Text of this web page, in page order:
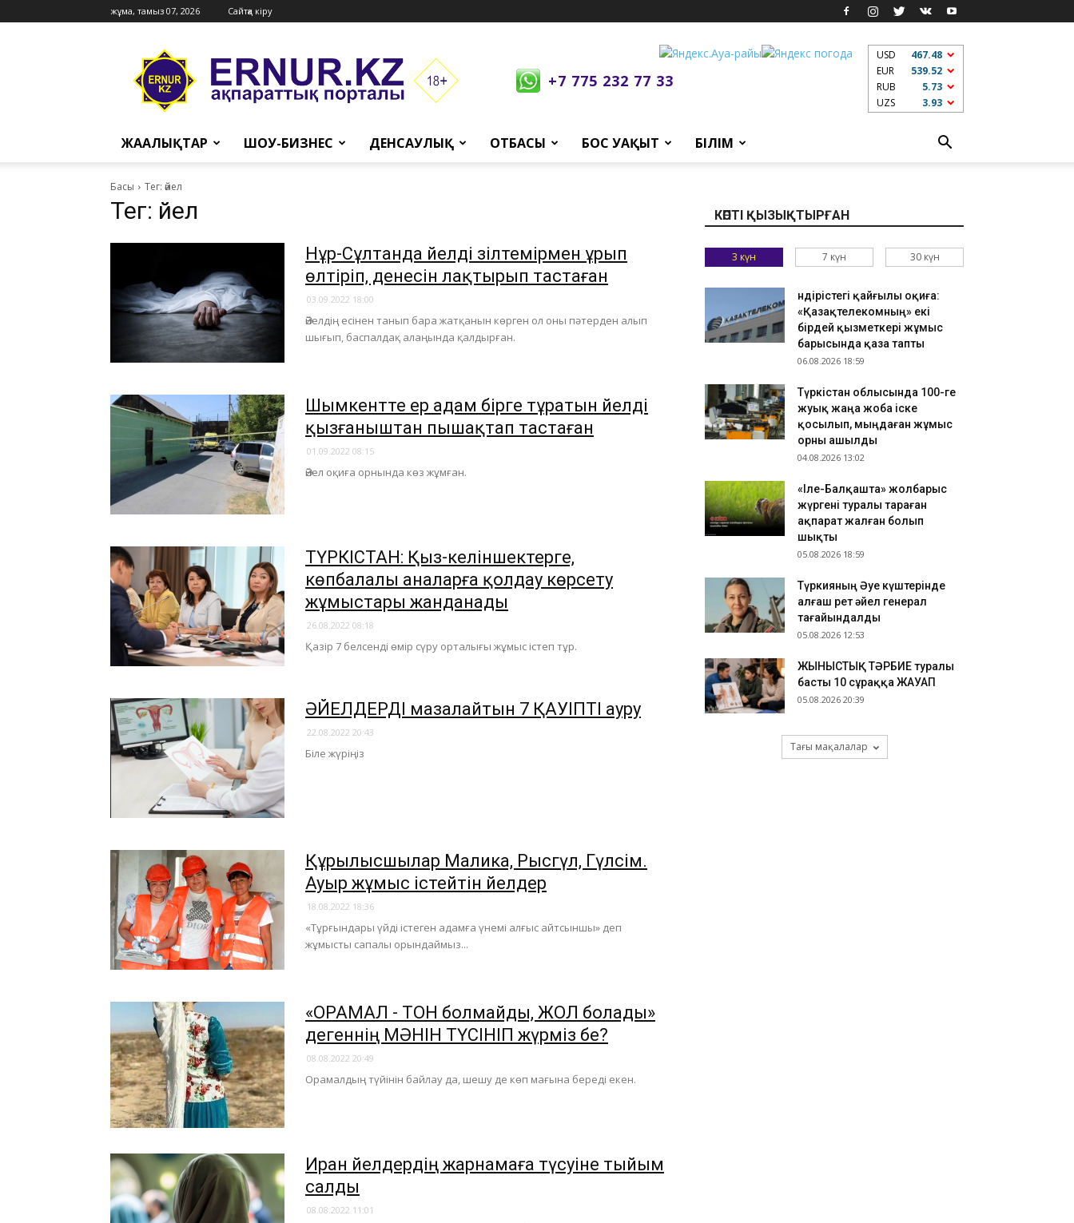
жұма, тамыз 07, 2026 Сайтқа кіру
Ernur
Press
+7 775 232 77 33
USD
467.48
EUR
539.52
RUB
5.73
UZS
3.93
ЖАҢАЛЫҚТАР ШОУ-БИЗНЕС ДЕНСАУЛЫҚ ОТБАСЫ БОС УАҚЫТ БІЛІМ
Басы Тег: әйел
Тег: әйел
Нұр-Сұлтанда әйелді зілтемірмен ұрып
өлтіріп, денесін лақтырып тастаған
03.09.2022 18:00
Әйелдің есінен танып бара жатқанын көрген ол оны пәтерден алып
шығып, баспалдақ алаңында қалдырған.
Шымкентте ер адам бірге тұратын әйелді
қызғаныштан пышақтап тастаған
01.09.2022 08:15
Әйел оқиға орнында көз жұмған.
ТҮРКІСТАН: Қыз-келіншектерге,
көпбалалы аналарға қолдау көрсету
жұмыстары жанданады
26.08.2022 08:18
Қазір 7 белсенді өмір сүру орталығы жұмыс істеп тұр.
​ӘЙЕЛДЕРДІ мазалайтын 7 ҚАУІПТІ ауру
22.08.2022 20:43
Біле жүріңіз
​Құрылысшылар Малика, Рысгүл, Гүлсім.
Ауыр жұмыс істейтін әйелдер
18.08.2022 18:36
«Тұрғындары үйді істеген адамға үнемі алғыс айтсыншы» деп
жұмысты сапалы орындаймыз...
​«ОРАМАЛ - ТОН болмайды, ЖОЛ болады»
дегеннің МӘНІН ТҮСІНІП жүрміз бе?
08.08.2022 20:49
Орамалдың түйінін байлау да, шешу де көп мағына береді екен.
Иран әйелдердің жарнамаға түсуіне тыйым
салды
08.08.2022 11:01
КӨПТІ ҚЫЗЫҚТЫРҒАН
3 күн 7 күн 30 күн
Өндірістегі қайғылы оқиға:
«Қазақтелекомның» екі
бірдей қызметкері жұмыс
барысында қаза тапты
06.08.2026 18:59
Түркістан облысында 100-ге
жуық жаңа жоба іске
қосылып, мыңдаған жұмыс
орны ашылды
04.08.2026 13:02
«Іле-Балқашта» жолбарыс
жүргені туралы тараған
ақпарат жалған болып
шықты
05.08.2026 18:59
Түркияның Әуе күштерінде
алғаш рет әйел генерал
тағайындалды
05.08.2026 12:53
ЖЫНЫСТЫҚ ТӘРБИЕ туралы
басты 10 сұраққа ЖАУАП
05.08.2026 20:39
Тағы мақалалар